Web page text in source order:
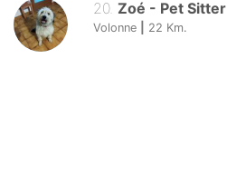
20. Zoé - Pet Sitter
Volonne 22 Km.